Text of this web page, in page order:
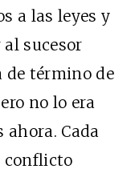
a las leyes y
sucesor
de término de
no lo era
ahora. Cada
conflicto